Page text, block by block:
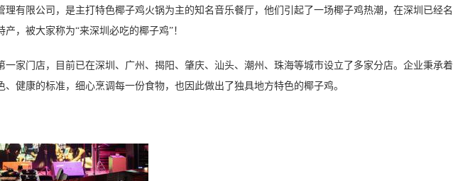
有限公司， 是主打特色椰子鸡火锅为主的知名音乐餐厅， 他们 引起 了一场椰子鸡热潮，在深圳已经名
产，被大家称为“来深圳必吃的椰子鸡”！
一家门店，目前已在深圳、广州、揭阳、肇庆、汕头、潮州、珠海等城市设立了多家分店。企业秉承着
、健康的标准， 细心烹调每一份食物，也因此做出了独具地方特色的椰子鸡。